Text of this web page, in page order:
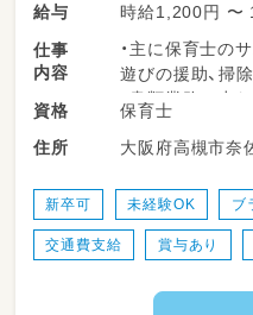
給与
時給1,200円 〜
仕事
内容
・主に保育士の
遊びの援助、掃
・書類業務は少
帳に記入してい
・子どもたちの
◎持ち帰り仕事
資格
保育士
住所
新卒可 未経験OK ブ
交通費支給 賞与あり